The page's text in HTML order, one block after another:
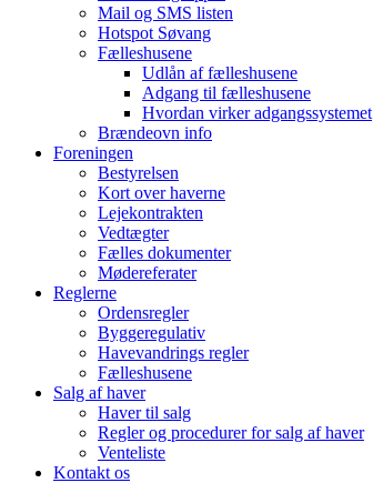
Mail og SMS listen
Hotspot Søvang
Fælleshusene
Udlån af fælleshusene
Adgang til fælleshusene
Hvordan virker adgangssystemet
Brændeovn info
Foreningen
Bestyrelsen
Kort over haverne
Lejekontrakten
Vedtægter
Fælles dokumenter
Mødereferater
Reglerne
Ordensregler
Byggeregulativ
Havevandrings regler
Fælleshusene
Salg af haver
Haver til salg
Regler og procedurer for salg af haver
Venteliste
Kontakt os